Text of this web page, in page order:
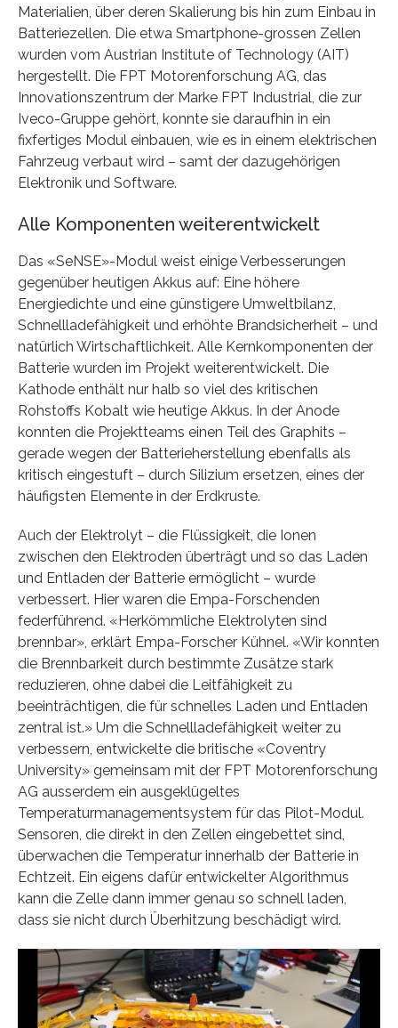
Materialien, über deren Skalierung bis hin zum Einbau in
Batteriezellen. Die etwa Smartphone-grossen Zellen
wurden vom Austrian Institute of Technology (AIT)
hergestellt. Die FPT Motorenforschung AG, das
Innovationszentrum der Marke FPT Industrial, die zur
Iveco-Gruppe gehört, konnte sie daraufhin in ein
fixfertiges Modul einbauen, wie es in einem elektrischen
Fahrzeug verbaut wird – samt der dazugehörigen
Elektronik und Software.
Alle Komponenten weiterentwickelt
Das «SeNSE»-Modul weist einige Verbesserungen
gegenüber heutigen Akkus auf: Eine höhere
Energiedichte und eine günstigere Umweltbilanz,
Schnellladefähigkeit und erhöhte Brandsicherheit – und
natürlich Wirtschaftlichkeit. Alle Kernkomponenten der
Batterie wurden im Projekt weiterentwickelt. Die
Kathode enthält nur halb so viel des kritischen
Rohstoffs Kobalt wie heutige Akkus. In der Anode
konnten die Projektteams einen Teil des Graphits –
gerade wegen der Batterieherstellung ebenfalls als
kritisch eingestuft – durch Silizium ersetzen, eines der
häufigsten Elemente in der Erdkruste.
Auch der Elektrolyt – die Flüssigkeit, die Ionen
zwischen den Elektroden überträgt und so das Laden
und Entladen der Batterie ermöglicht – wurde
verbessert. Hier waren die Empa-Forschenden
federführend. «Herkömmliche Elektrolyten sind
brennbar», erklärt Empa-Forscher Kühnel. «Wir konnten
die Brennbarkeit durch bestimmte Zusätze stark
reduzieren, ohne dabei die Leitfähigkeit zu
beeinträchtigen, die für schnelles Laden und Entladen
zentral ist.» Um die Schnellladefähigkeit weiter zu
verbessern, entwickelte die britische «Coventry
University» gemeinsam mit der FPT Motorenforschung
AG ausserdem ein ausgeklügeltes
Temperaturmanagementsystem für das Pilot-Modul.
Sensoren, die direkt in den Zellen eingebettet sind,
überwachen die Temperatur innerhalb der Batterie in
Echtzeit. Ein eigens dafür entwickelter Algorithmus
kann die Zelle dann immer genau so schnell laden,
dass sie nicht durch Überhitzung beschädigt wird.